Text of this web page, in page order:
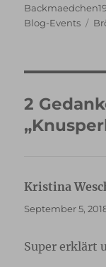
Autor
Blog-Events
2
Kristina
September 5,
Super erklärt